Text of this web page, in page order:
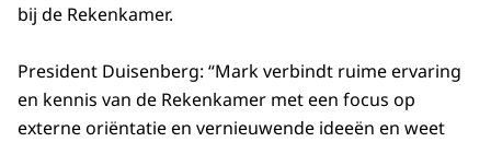
bij de Rekenkamer.
President Duisenberg: “Mark verbindt ruime ervaring
en kennis van de Rekenkamer met een focus op
externe oriëntatie en vernieuwende ideeën en weet